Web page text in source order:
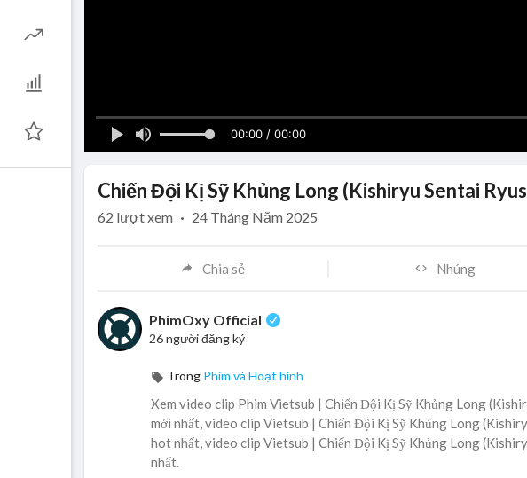
00:00 / 00:00
Chiến Đội Kị Sỹ Khủng Long (Kishiryu Sentai
62 lượt xem · 24 Tháng Năm 2025
Chia sẻ Nhúng
PhimOxy Official
26 người đăng ký
Trong Phim và Hoạt hình
Xem video clip Phim Vietsub | Chiến Đội Kị Sỹ Khủng Long
mới nhất, video clip Vietsub | Chiến Đội Kị Sỹ Khủng Long
hot nhất, video clip Vietsub | Chiến Đội Kị Sỹ Khủng Long
nhất.